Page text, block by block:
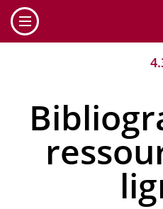
Cookies management panel